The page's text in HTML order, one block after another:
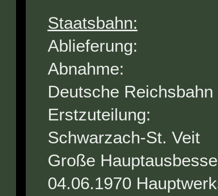
Staatsbahn:
Abnahme:
Deutsche
Schwarzach-St. Veit
Große
04.06.1970